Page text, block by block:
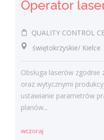
Operator
QUALITY CONTROL CENTER SPÓŁKA
świętokrzyskie/ Kielce
Obsługa laserów
oraz wytycznymi
ustawianie parametrów
planów...
wczoraj